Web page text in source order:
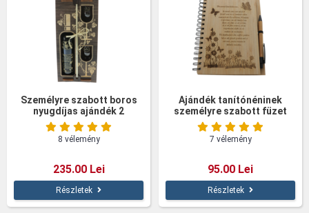
Személyre szabott boros
nyugdíjas ajándék 2
pohárral
8 vélemény
235.00 Lei
Részletek
Ajándék tanítónéninek
személyre szabott füzet
bambusz tollal
7 vélemény
95.00 Lei
Részletek